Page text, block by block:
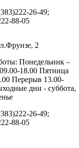
26-49;
88-05
2
Понедельник –
18.00 Пятница
Перерыв 13.00-
дни - суббота,
26-49;
88-05